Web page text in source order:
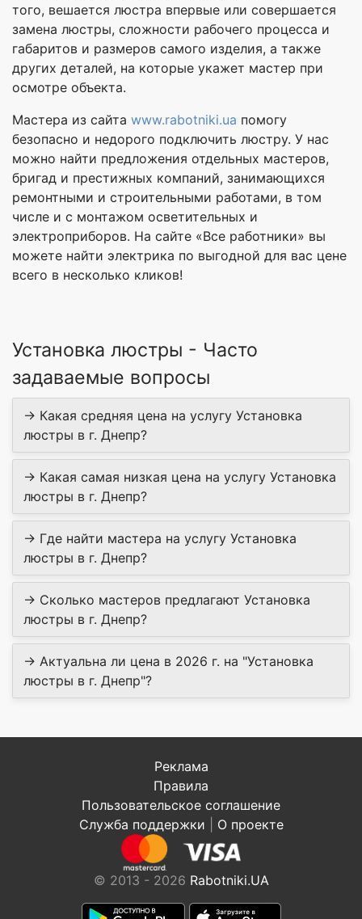
того, вешается люстра впервые или совершается
замена люстры, сложности рабочего процесса и
габаритов и размеров самого изделия, а также
других деталей, на которые укажет мастер при
осмотре объекта.
Мастера из сайта www.rabotniki.ua помогу
безопасно и недорого подключить люстру. У нас
можно найти предложения отдельных мастеров,
бригад и престижных компаний, занимающихся
ремонтными и строительными работами, в том
числе и с монтажом осветительных и
электроприборов. На сайте «Все работники» вы
можете найти электрика по выгодной для вас цене
всего в несколько кликов!
Установка люстры - Часто
задаваемые вопросы
→ Какая средняя цена на услугу Установка
люстры в г. Днепр?
→ Какая самая низкая цена на услугу Установка
люстры в г. Днепр?
→ Где найти мастера на услугу Установка
люстры в г. Днепр?
→ Сколько мастеров предлагают Установка
люстры в г. Днепр?
→ Актуальна ли цена в 2026 г. на "Установка
люстры в г. Днепр"?
Реклама
Правила
Пользовательское соглашение
Служба поддержки
О проекте
© 2013 - 2026 Rabotniki.UA